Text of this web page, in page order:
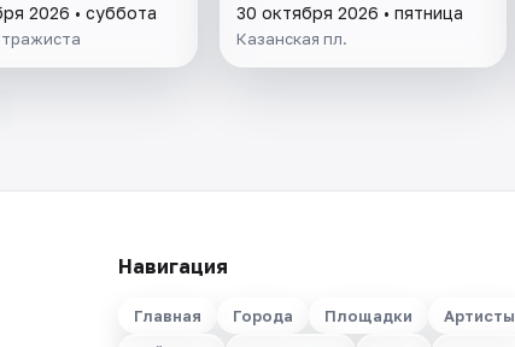
2026 • суббота 30 октября 2026 • пятница
Казанская пл.
Навигация
Главная Города Площадки
Артисты